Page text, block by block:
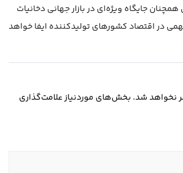
همچنان جایگاه ویژه‌ای در بازار جهانی دخانیات
در اقتصاد کشورهای تولیدکننده ایفا خواهد
نخواهد شد. بخش‌های موردنیاز علامت‌گذاری